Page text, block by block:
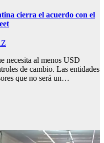
cierra el acuerdo con el
necesita al menos USD
de cambio. Las entidades
que no será un…